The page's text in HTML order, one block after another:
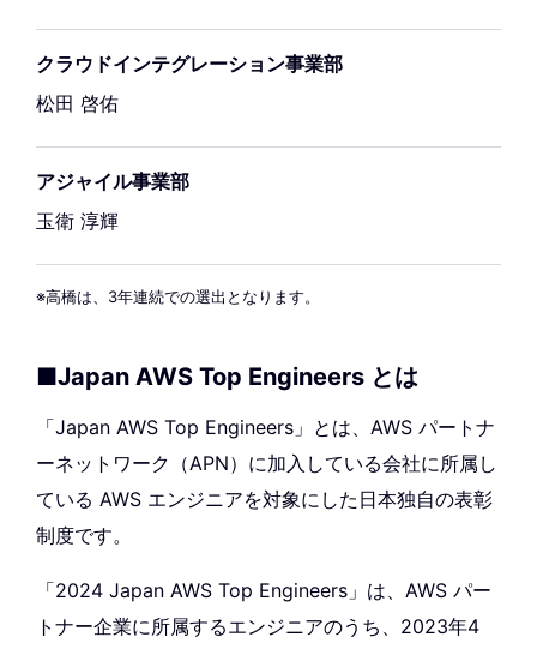
クラウドインテグレーション事業部
松田 啓佑
アジャイル事業部
玉衛 淳輝
※高橋は、3年連続での選出となります。
■Japan AWS Top Engineers とは
「Japan AWS Top Engineers」とは、AWS パートナ
ーネットワーク（APN）に加入している会社に所属し
ている AWS エンジニアを対象にした日本独自の表彰
制度です。
「2024 Japan AWS Top Engineers」は、AWS パー
トナー企業に所属するエンジニアのうち、2023年4